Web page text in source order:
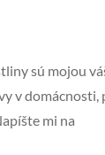
sú mojou
v domácnosti,
mi na